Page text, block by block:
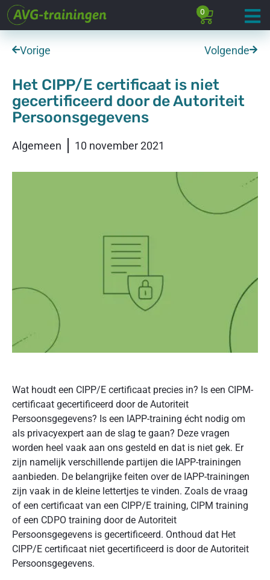
0
Vorige Volgende
Het CIPP/E certificaat is niet
gecertificeerd door de Autoriteit
Persoonsgegevens
Algemeen 10 november 2021
Wat houdt een CIPP/E certificaat precies in? Is een CIPM-
certificaat gecertificeerd door de Autoriteit
Persoonsgegevens? Is een IAPP-training écht nodig om
als privacyexpert aan de slag te gaan? Deze vragen
worden heel vaak aan ons gesteld en dat is niet gek. Er
zijn namelijk verschillende partijen die IAPP-trainingen
aanbieden. De belangrijke feiten over de IAPP-trainingen
zijn vaak in de kleine lettertjes te vinden. Zoals de vraag
of een certificaat van een CIPP/E training, CIPM training
of een CDPO training door de Autoriteit
Persoonsgegevens is gecertificeerd. Onthoud dat Het
CIPP/E certificaat niet gecertificeerd is door de Autoriteit
Persoonsgegevens.